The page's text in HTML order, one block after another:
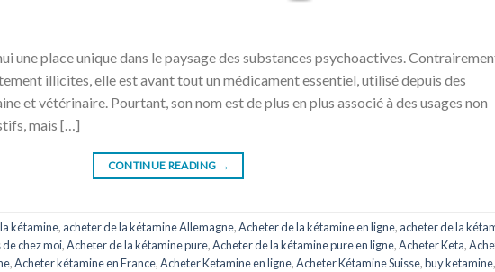
une place unique dans le paysage des substances psychoactives.
illicites, elle est avant tout un médicament essentiel, utilisé depuis des
et vétérinaire. Pourtant, son nom est de plus en plus associé à des usages non
mais […]
CONTINUE READING →
kétamine, acheter de la kétamine Allemagne,Acheter de la kétamine en ligne, acheter de la
chez moi,Acheter de la kétamine pure,Acheter de la kétamine pure en ligne,Acheter Keta,
,Acheter kétamine en France,Acheter Ketamine en ligne,Acheter Kétamine Suisse,buy ketamine,